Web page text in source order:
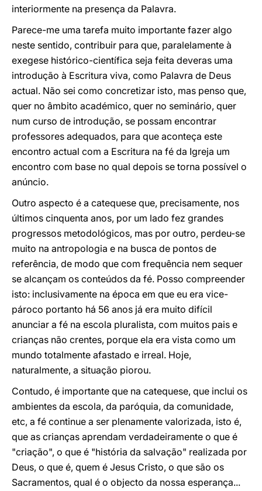
interiormente na presença da Palavra.
Parece-me uma tarefa muito importante fazer algo
neste sentido, contribuir para que, paralelamente à
exegese histórico-científica seja feita deveras uma
introdução à Escritura viva, como Palavra de Deus
actual. Não sei como concretizar isto, mas penso que,
quer no âmbito académico, quer no seminário, quer
num curso de introdução, se possam encontrar
professores adequados, para que aconteça este
encontro actual com a Escritura na fé da Igreja um
encontro com base no qual depois se torna possível o
anúncio.
Outro aspecto é a catequese que, precisamente, nos
últimos cinquenta anos, por um lado fez grandes
progressos metodológicos, mas por outro, perdeu-se
muito na antropologia e na busca de pontos de
referência, de modo que com frequência nem sequer
se alcançam os conteúdos da fé. Posso compreender
isto: inclusivamente na época em que eu era vice-
pároco portanto há 56 anos já era muito difícil
anunciar a fé na escola pluralista, com muitos pais e
crianças não crentes, porque ela era vista como um
mundo totalmente afastado e irreal. Hoje,
naturalmente, a situação piorou.
Contudo, é importante que na catequese, que inclui os
ambientes da escola, da paróquia, da comunidade,
etc, a fé continue a ser plenamente valorizada, isto é,
que as crianças aprendam verdadeiramente o que é
"criação", o que é "história da salvação" realizada por
Deus, o que é, quem é Jesus Cristo, o que são os
Sacramentos, qual é o objecto da nossa esperança...